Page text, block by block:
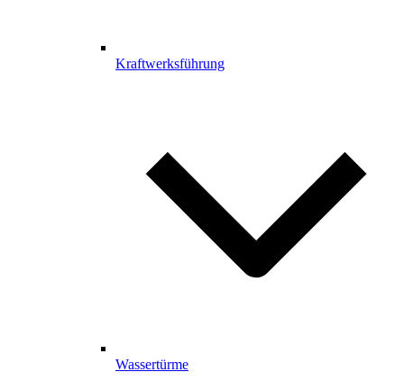
Kraftwerksführung
Wassertürme